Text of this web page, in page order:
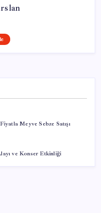
Meyve Sebze Satışı
ve Konser Etkinliği